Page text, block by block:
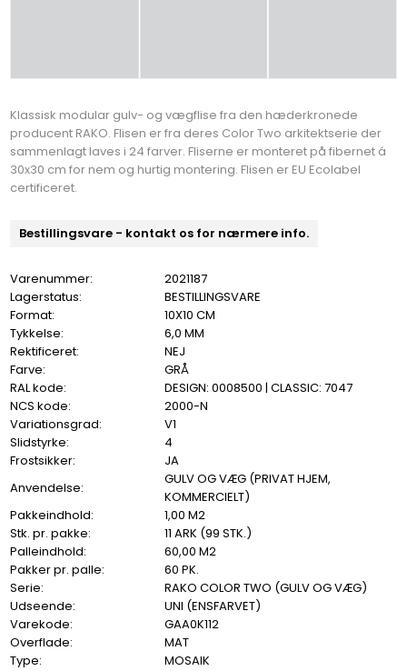
Klassisk modular gulv- og vægflise fra den hæderkronede
producent RAKO. Flisen er fra deres Color Two arkitektserie der
sammenlagt laves i 24 farver. Fliserne er monteret på fibernet á
30x30 cm for nem og hurtig montering. Flisen er EU Ecolabel
certificeret.
Bestillingsvare - kontakt os for nærmere info.
Varenummer:
2021187
Lagerstatus:
BESTILLINGSVARE
Format:
10X10 CM
Tykkelse:
6,0 MM
Rektificeret:
NEJ
Farve:
GRÅ
RAL kode:
DESIGN: 0008500 | CLASSIC: 7047
NCS kode:
2000-N
Variationsgrad:
V1
Slidstyrke:
4
Frostsikker:
JA
Anvendelse:
GULV OG VÆG (PRIVAT HJEM,
KOMMERCIELT)
Pakkeindhold:
1,00 M2
Stk. pr. pakke:
11 ARK (99 STK.)
Palleindhold:
60,00 M2
Pakker pr. palle:
60 PK.
Serie:
RAKO COLOR TWO (GULV OG VÆG)
Udseende:
UNI (ENSFARVET)
Varekode:
GAA0K112
Overflade:
MAT
Type:
MOSAIK